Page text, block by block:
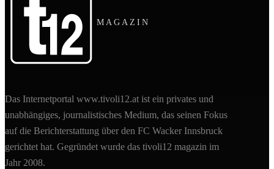
MAGAZIN
Das Internetportal www.tivoli12.at ist ein privates und
unabhängiges, journalistisches Medium, das seinen Fokus
auf die Berichterstattung über den FC Wacker Innsbruck
gerichtet hat. Gegründet wurde das tivoli12 magazin im
Jahr 2008.